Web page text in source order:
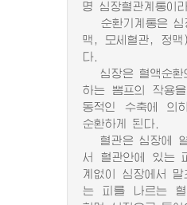
명 심장혈관계통이
순환기계통은 심
맥, 모세혈관, 정맥
다.
심장은 혈액순환
하는 뽐프의 작용
동적인 수축에 의
순환하게 된다.
혈관은 심장에 열
서 혈관안에 있는
계없이 심장에서
는 피를 나르는 혈